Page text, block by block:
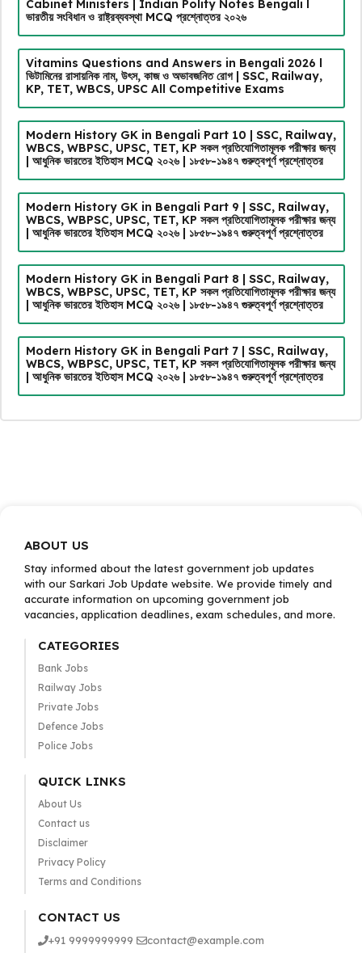
Cabinet Ministers | Indian Polity Notes Bengali l
ভারতীয় সংবিধান ও রাষ্ট্রব্যবস্থা MCQ প্রশ্নোত্তর ২০২৬
Vitamins Questions and Answers in Bengali 2026 l
ভিটামিনের রাসায়নিক নাম, উৎস, কাজ ও অভাবজনিত রোগ | SSC, Railway,
KP, TET, WBCS, UPSC All Competitive Exams
Modern History GK in Bengali Part 10 | SSC, Railway,
WBCS, WBPSC, UPSC, TET, KP সকল প্রতিযোগিতামূলক পরীক্ষার জন্য
| আধুনিক ভারতের ইতিহাস MCQ ২০২৬ | ১৮৫৮-১৯৪৭ গুরুত্বপূর্ণ প্রশ্নোত্তর
Modern History GK in Bengali Part 9 | SSC, Railway,
WBCS, WBPSC, UPSC, TET, KP সকল প্রতিযোগিতামূলক পরীক্ষার জন্য
| আধুনিক ভারতের ইতিহাস MCQ ২০২৬ | ১৮৫৮-১৯৪৭ গুরুত্বপূর্ণ প্রশ্নোত্তর
Modern History GK in Bengali Part 8 | SSC, Railway,
WBCS, WBPSC, UPSC, TET, KP সকল প্রতিযোগিতামূলক পরীক্ষার জন্য
| আধুনিক ভারতের ইতিহাস MCQ ২০২৬ | ১৮৫৮-১৯৪৭ গুরুত্বপূর্ণ প্রশ্নোত্তর
Modern History GK in Bengali Part 7 | SSC, Railway,
WBCS, WBPSC, UPSC, TET, KP সকল প্রতিযোগিতামূলক পরীক্ষার জন্য
| আধুনিক ভারতের ইতিহাস MCQ ২০২৬ | ১৮৫৮-১৯৪৭ গুরুত্বপূর্ণ প্রশ্নোত্তর
ABOUT US
Stay informed about the latest government job updates
with our Sarkari Job Update website. We provide timely and
accurate information on upcoming government job
vacancies, application deadlines, exam schedules, and more.
CATEGORIES
Bank Jobs
Railway Jobs
Private Jobs
Defence Jobs
Police Jobs
QUICK LINKS
About Us
Contact us
Disclaimer
Privacy Policy
Terms and Conditions
CONTACT US
+91 9999999999 contact@example.com